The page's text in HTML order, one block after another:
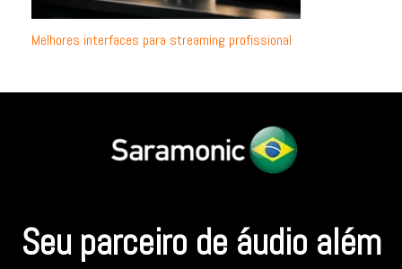
Melhores interfaces para streaming profissional
Seu parceiro de áudio além